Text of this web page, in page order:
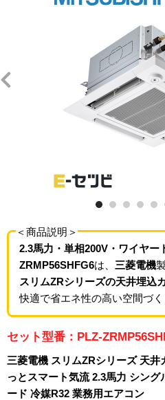
＜商品説明＞
2.3馬力・単相200V・ワイヤー
ZRMP56SHFG6は、 三菱電機
スリムZRシリーズの天井埋込
快適で省エネ性の高い空間づく
セット型番：PLZ-
三菱電機 スリムZRシリーズ 天
っとスマート気流 2.3馬力 シン
ード 冷媒R32 業務用エアコン